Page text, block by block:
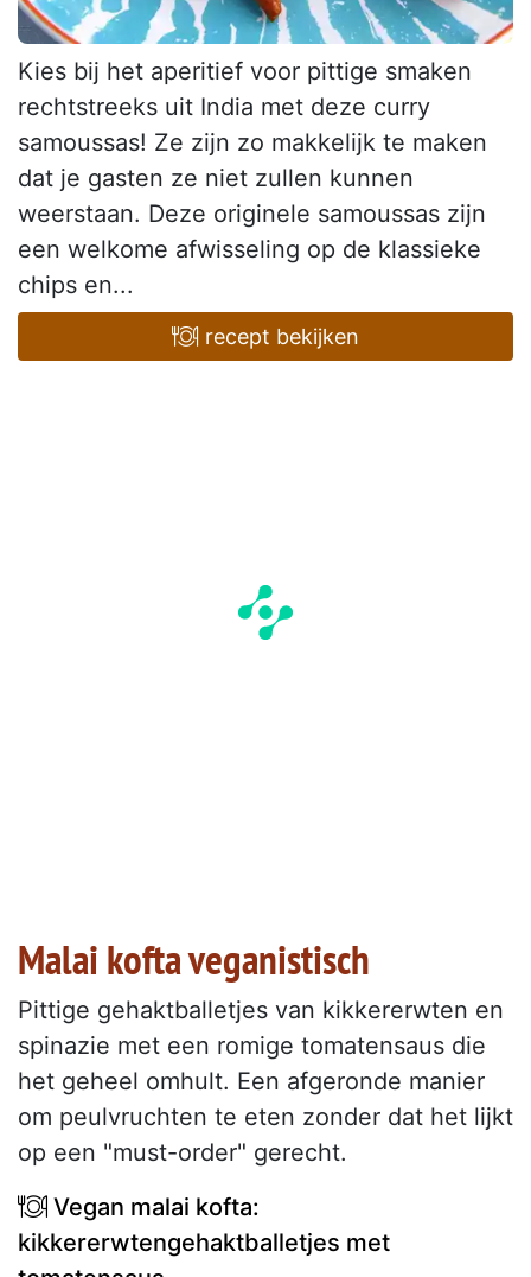
Kies bij het aperitief voor pittige smaken
rechtstreeks uit India met deze curry
samoussas! Ze zijn zo makkelijk te maken
dat je gasten ze niet zullen kunnen
weerstaan. Deze originele samoussas zijn
een welkome afwisseling op de klassieke
chips en...
recept bekijken
Malai kofta veganistisch
Pittige gehaktballetjes van kikkererwten en
spinazie met een romige tomatensaus die
het geheel omhult. Een afgeronde manier
om peulvruchten te eten zonder dat het lijkt
op een "must-order" gerecht.
Vegan malai kofta:
kikkererwtengehaktballetjes met